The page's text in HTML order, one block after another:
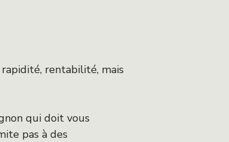
rentabilité, mais
qui doit vous
pas à des